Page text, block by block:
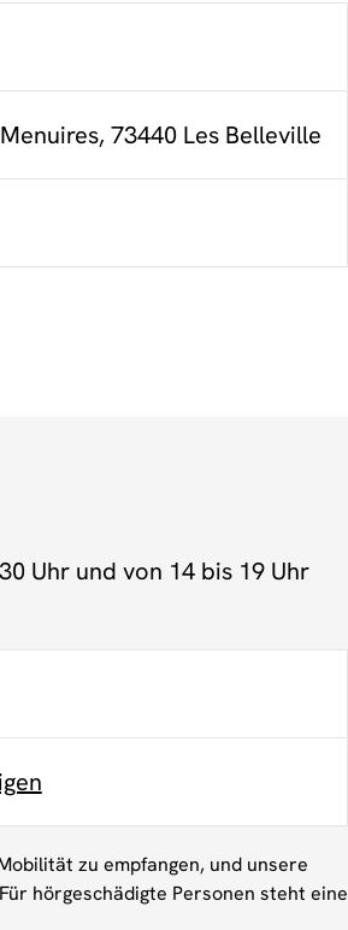
73440 Les Belleville
Uhr und von 14 bis 19 Uhr
zu empfangen, und unsere
hörgeschädigte Personen steht eine